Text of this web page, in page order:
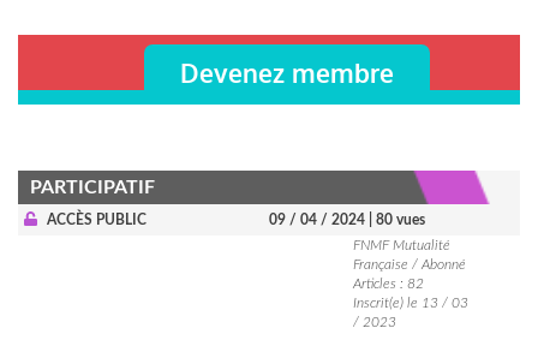
Devenez membre
PARTICIPATIF
ACCÈS PUBLIC 09 / 04 / 2024
| 80 vues
FNMF Mutualité
Française / Abonné
Articles : 82
Inscrit(e) le 13 / 03
/ 2023